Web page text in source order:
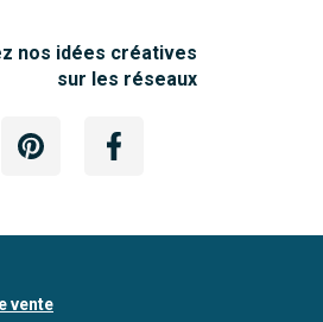
nos idées créatives
sur les réseaux
vente